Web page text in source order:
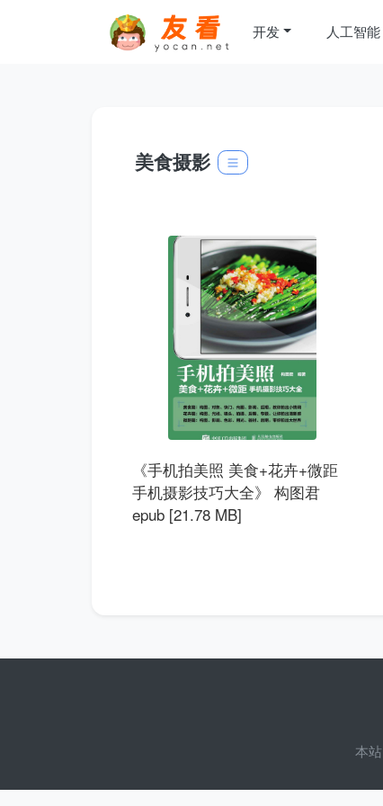
开发 人工智能
美食摄影
《手机拍美照 美食+花卉+微距
手机摄影技巧大全》 构图君
epub [21.78 MB]
本